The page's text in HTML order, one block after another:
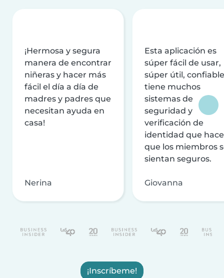
¡Hermosa y segura
manera de encontrar
niñeras y hacer más
fácil el día a día de
madres y padres que
necesitan ayuda en
casa!
Nerina
Esta aplicación es
súper fácil de usar,
súper útil,
tiene muchos
sistemas de
seguridad y
verificación de
identidad que
que los miembros
sientan seguros.
Giovanna
¡Inscríbeme!